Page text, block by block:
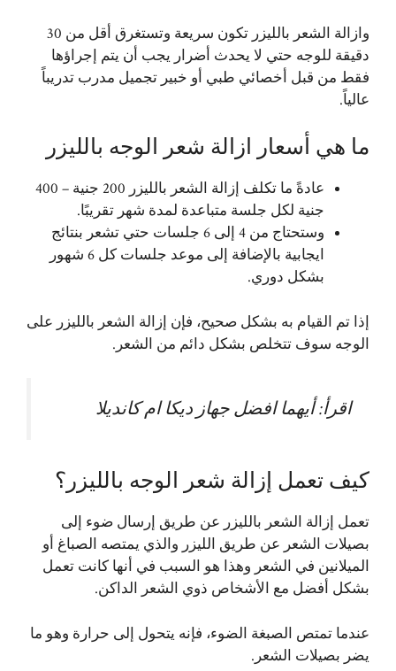
وازالة الشعر بالليزر تكون سريعة وتستغرق أقل من 30
دقيقة للوجه حتي لا يحدث أضرار يجب أن يتم إجراؤها
فقط من قبل أخصائي طبي أو خبير تجميل مدرب تدريباً
عالياً.
ما هي أسعار ازالة شعر الوجه بالليزر
عادةً ما تكلف إزالة الشعر بالليزر 200 جنية – 400
جنية لكل جلسة متباعدة لمدة شهر تقريبًا.
وستحتاج من 4 إلى 6 جلسات حتي تشعر بنتائج
ايجابية بالإضافة إلى موعد جلسات كل 6 شهور
بشكل دوري.
إذا تم القيام به بشكل صحيح، فإن إزالة الشعر بالليزر على
الوجه سوف تتخلص بشكل دائم من الشعر.
اقرأ:أيهما افضل جهاز ديكا ام كانديلا
كيف تعمل إزالة شعر الوجه بالليزر؟
تعمل إزالة الشعر بالليزر عن طريق إرسال ضوء إلى
بصيلات الشعر عن طريق الليزر والذي يمتصه الصباغ أو
الميلانين في الشعر وهذا هو السبب في أنها كانت تعمل
بشكل أفضل مع الأشخاص ذوي الشعر الداكن.
عندما تمتص الصبغة الضوء، فإنه يتحول إلى حرارة وهو ما
يضر بصيلات الشعر.